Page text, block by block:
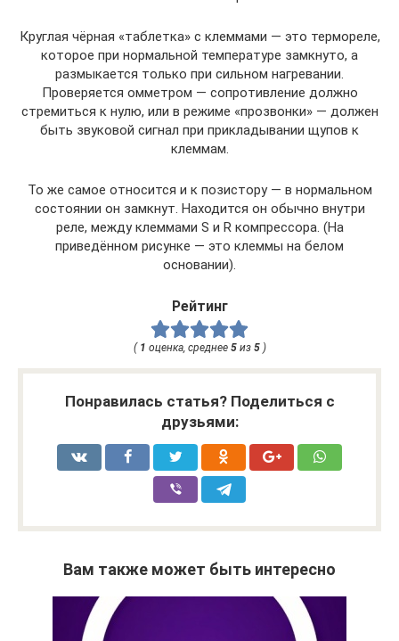
Круглая чёрная «таблетка» с клеммами — это термореле,
которое при нормальной температуре замкнуто, а
размыкается только при сильном нагревании.
Проверяется омметром — сопротивление должно
стремиться к нулю, или в режиме «прозвонки» — должен
быть звуковой сигнал при прикладывании щупов к
клеммам.
То же самое относится и к позистору — в нормальном
состоянии он замкнут. Находится он обычно внутри
реле, между клеммами S и R компрессора. (На
приведённом рисунке — это клеммы на белом
основании).
Рейтинг
( 1 оценка, среднее 5из 5)
Понравилась статья? Поделиться с
друзьями:
Вам также может быть интересно